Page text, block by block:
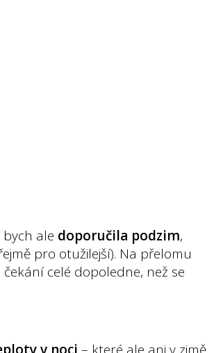
ale doporučila podzim,
pro otužilejší). Na přelomu
celé dopoledne, než se
v noci – které ale ani v zimě